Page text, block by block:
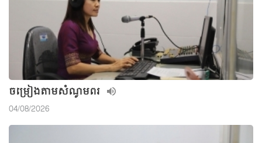
ចម្រៀងតាមសំណូមពរ
04/08/2026